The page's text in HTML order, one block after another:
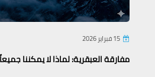
15 فبراير 2026
مفارقة العبقرية: لماذا لا يمكننا